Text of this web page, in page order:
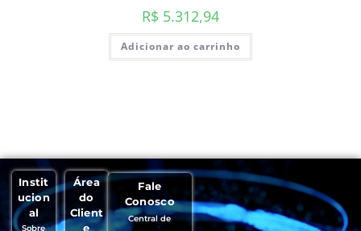
R$ 5.312,94
Adicionar ao carrinho
Instit
ucion
al
Sobre
Área
do
Client
e
Fale
Conosco
Central de